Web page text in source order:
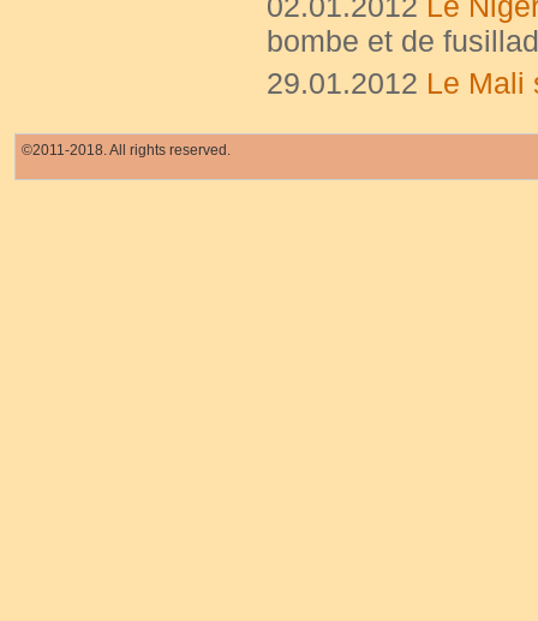
bombe et de
29.01.2012 Le Mali
©2011-2018. All rights reserved.